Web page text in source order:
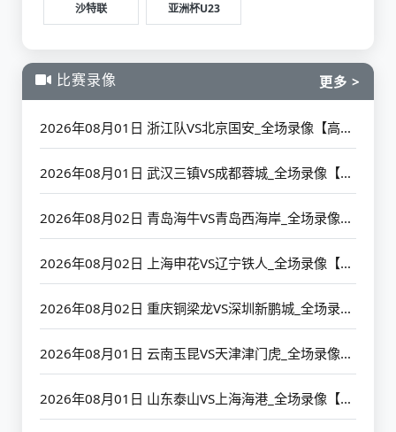
沙特联 亚洲杯U23
比赛录像 更多 >
2026年08月01日 浙江队VS北京国安_全场录像【高清回放】
2026年08月01日 武汉三镇VS成都蓉城_全场录像【高清回放】
2026年08月02日 青岛海牛VS青岛西海岸_全场录像【高清回放】
2026年08月02日 上海申花VS辽宁铁人_全场录像【高清回放】
2026年08月02日 重庆铜梁龙VS深圳新鹏城_全场录像【高清回放】
2026年08月01日 云南玉昆VS天津津门虎_全场录像【高清回放】
2026年08月01日 山东泰山VS上海海港_全场录像【高清回放】